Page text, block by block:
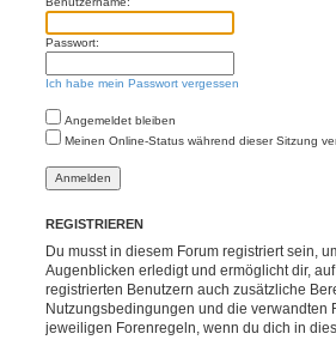
Passwort:
Ich habe mein Passwort vergessen
Angemeldet bleiben
Meinen Online-Status während dieser Sitzung
REGISTRIEREN
Du musst in diesem Forum registriert sein,
Augenblicken erledigt und ermöglicht dir,
registrierten Benutzern auch zusätzliche
Nutzungsbedingungen und die verwandten
jeweiligen Forenregeln, wenn du dich in